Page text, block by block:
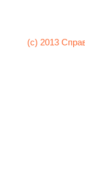
(c) 2013